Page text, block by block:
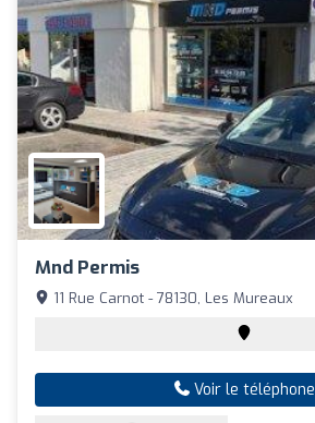
Mnd Permis
11 Rue Carnot - 78130, Les Mureaux
Voir le téléphone